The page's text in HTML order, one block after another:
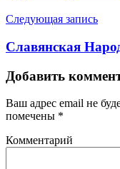
Следующая запись
Славянская
Добавить
Ваш адрес email не
помечены *
Комментарий